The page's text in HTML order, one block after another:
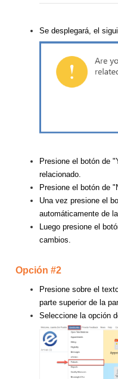
Se desplegará, el
Presione el botón de
relacionado.
Presione el botón de
Una vez presione el
automáticamente de
Luego presione el
cambios.
Opción #2
Presione sobre el
parte superior de la
Seleccione la opción